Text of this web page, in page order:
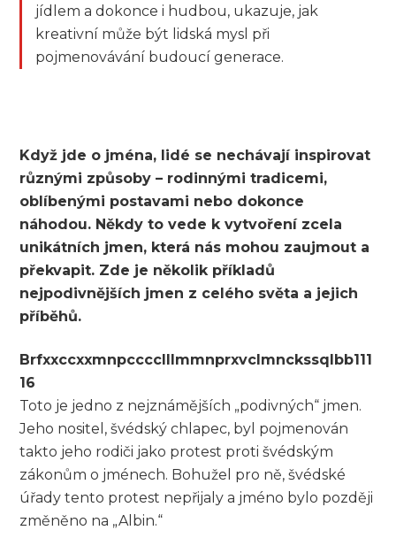
jídlem a dokonce i hudbou, ukazuje, jak
kreativní může být lidská mysl při
pojmenovávání budoucí generace.
Když jde o jména, lidé se nechávají inspirovat
různými způsoby – rodinnými tradicemi,
oblíbenými postavami nebo dokonce
náhodou. Někdy to vede k vytvoření zcela
unikátních jmen, která nás mohou zaujmout a
překvapit. Zde je několik příkladů
nejpodivnějších jmen z celého světa a jejich
příběhů.
Brfxxccxxmnpcccclllmmnprxvclmnckssqlbb111
16
Toto je jedno z nejznámějších „podivných“ jmen.
Jeho nositel, švédský chlapec, byl pojmenován
takto jeho rodiči jako protest proti švédským
zákonům o jménech. Bohužel pro ně, švédské
úřady tento protest nepřijaly a jméno bylo později
změněno na „Albin.“